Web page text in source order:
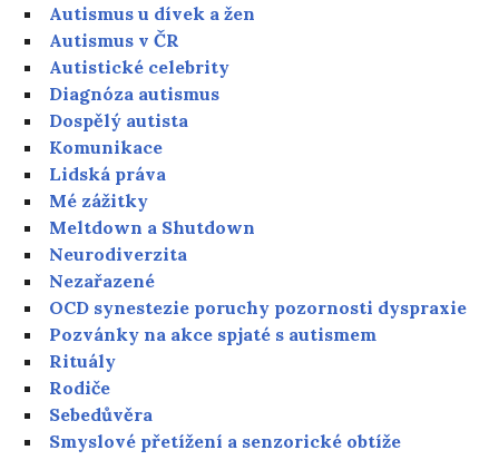
Autismus u dívek a žen
Autismus v ČR
Autistické celebrity
Diagnóza autismus
Dospělý autista
Komunikace
Lidská práva
Mé zážitky
Meltdown a Shutdown
Neurodiverzita
Nezařazené
OCD synestezie poruchy pozornosti dyspraxie
Pozvánky na akce spjaté s autismem
Rituály
Rodiče
Sebedůvěra
Smyslové přetížení a senzorické obtíže